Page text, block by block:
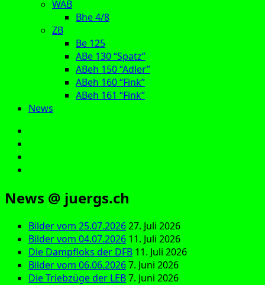
WAB
Bhe 4/8
ZB
Be 125
ABe 130 “Spatz”
ABeh 150 “Adler”
ABeh 160 “Fink”
ABeh 161 “Fink”
News
News @ juergs.ch
Bilder vom 25.07.202627. Juli 2026
Bilder vom 04.07.2026 11. Juli 2026
Die Dampfloks der DFB 11. Juli 2026
Bilder vom 06.06.20267. Juni 2026
Die Triebzüge der LEB7. Juni 2026